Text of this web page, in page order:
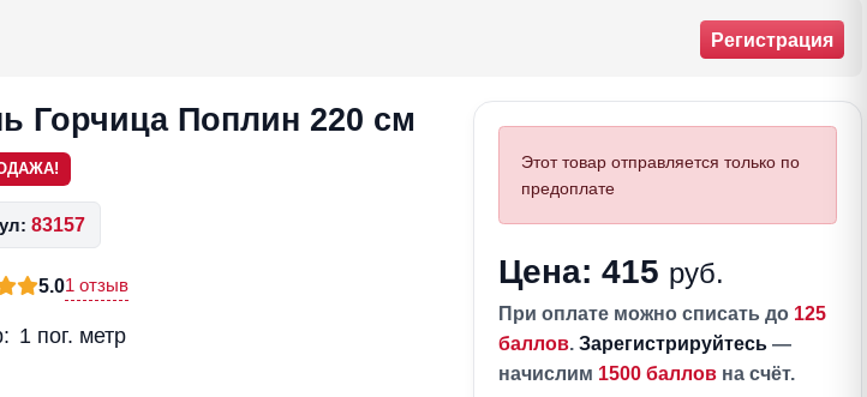
Регистрация
Горчица Поплин 220 см
83157
5.01 отзыв
1 пог. метр
Этот товар отправляется только по
предоплате
Цена: 415 руб.
При оплате можно списать до 125
баллов. Зарегистрируйтесь —
начислим 1500 баллов на счёт.